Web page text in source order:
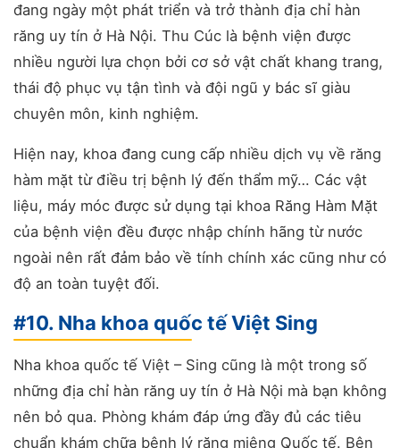
đang ngày một phát triển và trở thành địa chỉ hàn
răng uy tín ở Hà Nội. Thu Cúc là bệnh viện được
nhiều người lựa chọn bởi cơ sở vật chất khang trang,
thái độ phục vụ tận tình và đội ngũ y bác sĩ giàu
chuyên môn, kinh nghiệm.
Hiện nay, khoa đang cung cấp nhiều dịch vụ về răng
hàm mặt từ điều trị bệnh lý đến thẩm mỹ… Các vật
liệu, máy móc được sử dụng tại khoa Răng Hàm Mặt
của bệnh viện đều được nhập chính hãng từ nước
ngoài nên rất đảm bảo về tính chính xác cũng như có
độ an toàn tuyệt đối.
#10. Nha khoa quốc tế Việt Sing
Nha khoa quốc tế Việt – Sing cũng là một trong số
những địa chỉ hàn răng uy tín ở Hà Nội mà bạn không
nên bỏ qua. Phòng khám đáp ứng đầy đủ các tiêu
chuẩn khám chữa bệnh lý răng miệng Quốc tế. Bên